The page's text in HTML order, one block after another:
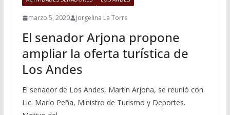
marzo 5, 2020 Jorgelina La Torre
El senador Arjona propone
ampliar la oferta turística de
Los Andes
El senador de Los Andes, Martín Arjona, se reunió con
Lic. Mario Peña, Ministro de Turismo y Deportes.